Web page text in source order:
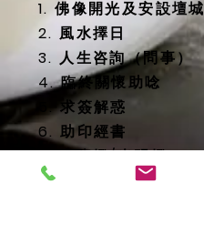
1. 佛像開光及安設壇城
2. 風水擇日
3. 人生咨詢（問事）
4. 臨終關懷助唸
5. 求簽解惑
6. 助印經書
7. 太歲燈/光明燈
8. 消災延壽藥師佛燈